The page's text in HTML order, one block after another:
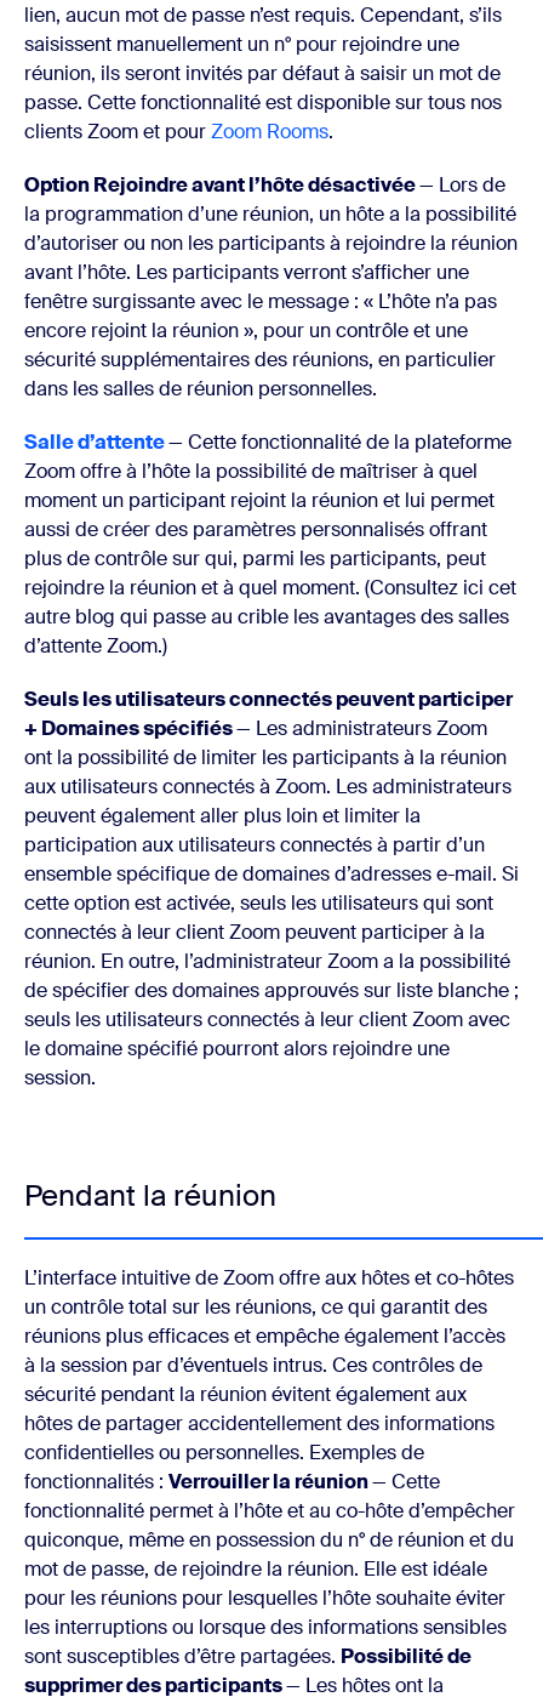
lien, aucun mot de passe n’est requis. Cependant, s’ils
saisissent manuellement un n° pour rejoindre une
réunion, ils seront invités par défaut à saisir un mot de
passe. Cette fonctionnalité est disponible sur tous nos
clients Zoom et pourZoom Rooms.
Option Rejoindre avant l’hôte désactivée— Lors de
la programmation d’une réunion, un hôte a la possibilité
d’autoriser ou non les participants à rejoindre la réunion
avant l’hôte. Les participants verront s’afficher une
fenêtre surgissante avec le message : « L’hôte n’a pas
encore rejoint la réunion », pour un contrôle et une
sécurité supplémentaires des réunions, en particulier
dans les salles de réunion personnelles.
Salle d’attente— Cette fonctionnalité de la plateforme
Zoom offre à l’hôte la possibilité de maîtriser à quel
moment un participant rejoint la réunion et lui permet
aussi de créer des paramètres personnalisés offrant
plus de contrôle sur qui, parmi les participants, peut
rejoindre la réunion et à quel moment. (Consultez ici cet
autre blog qui passe au crible les avantages des salles
d’attente Zoom.)
Seuls les utilisateurs connectés peuvent participer
+ Domaines spécifiés— Les administrateurs Zoom
ont la possibilité de limiter les participants à la réunion
aux utilisateurs connectés à Zoom. Les administrateurs
peuvent également aller plus loin et limiter la
participation aux utilisateurs connectés à partir d’un
ensemble spécifique de domaines d’adresses e-mail. Si
cette option est activée, seuls les utilisateurs qui sont
connectés à leur client Zoom peuvent participer à la
réunion. En outre, l’administrateur Zoom a la possibilité
de spécifier des domaines approuvés sur liste blanche ;
seuls les utilisateurs connectés à leur client Zoom avec
le domaine spécifié pourront alors rejoindre une
session.
Pendant la réunion
L’interface intuitive de Zoom offre aux hôtes et co-hôtes
un contrôle total sur les réunions, ce qui garantit des
réunions plus efficaces et empêche également l’accès
à la session par d’éventuels intrus. Ces contrôles de
sécurité pendant la réunion évitent également aux
hôtes de partager accidentellement des informations
confidentielles ou personnelles. Exemples de
fonctionnalités : Verrouiller la réunion— Cette
fonctionnalité permet à l’hôte et au co-hôte d’empêcher
quiconque, même en possession du n° de réunion et du
mot de passe, de rejoindre la réunion. Elle est idéale
pour les réunions pour lesquelles l’hôte souhaite éviter
les interruptions ou lorsque des informations sensibles
sont susceptibles d’être partagées. Possibilité de
supprimer des participants— Les hôtes ont la